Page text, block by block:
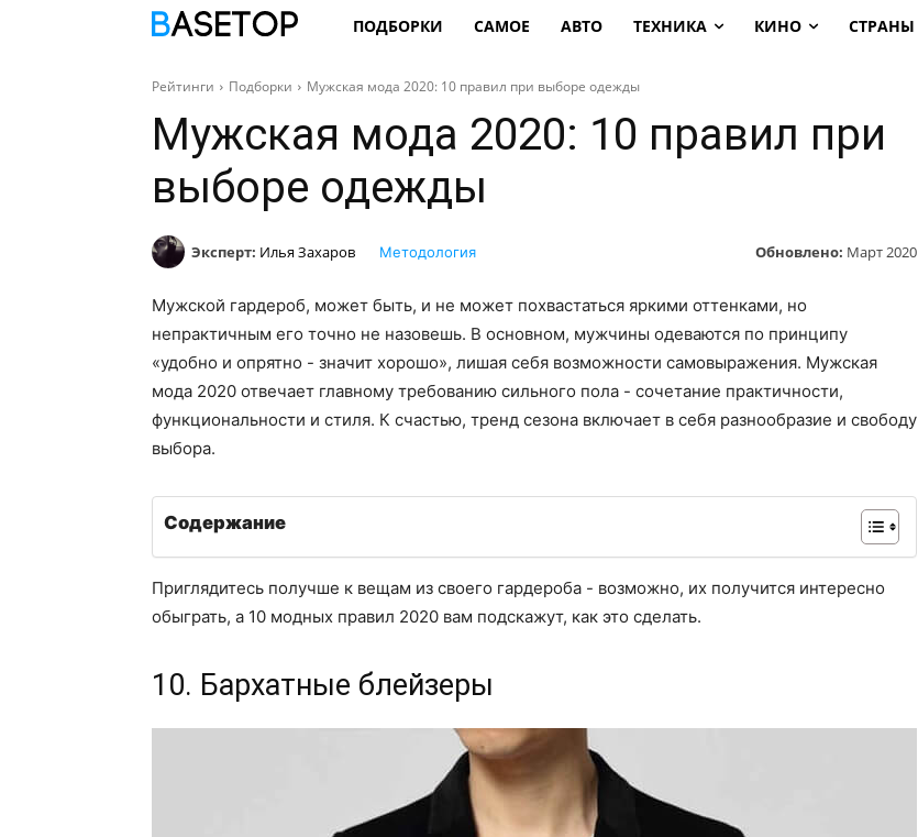
ПОДБОРКИ САМОЕ АВТО ТЕХНИКА КИНО СТРАНЫ
Рейтинги Подборки Мужская мода 2020: 10 правил при выборе одежды
Мужская мода 2020: 10 правил при
выборе одежды
Эксперт: Илья Захаров Обновлено: Март 2020
Методология
Мужской гардероб, может быть, и не может похвастаться яркими оттенками, но
непрактичным его точно не назовешь. В основном, мужчины одеваются по принципу
«удобно и опрятно - значит хорошо», лишая себя возможности самовыражения. Мужская
мода 2020 отвечает главному требованию сильного пола - сочетание практичности,
функциональности и стиля. К счастью, тренд сезона включает в себя разнообразие и свободу
выбора.
Содержание
Приглядитесь получше к вещам из своего гардероба - возможно, их получится интересно
обыграть, а 10 модных правил 2020 вам подскажут, как это сделать.
10. Бархатные блейзеры